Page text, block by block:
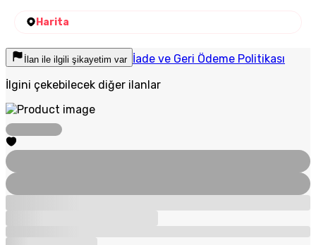
Harita
İlan ile ilgili şikayetim var İade ve Geri Ödeme Politikası
İlgini çekebilecek diğer ilanlar